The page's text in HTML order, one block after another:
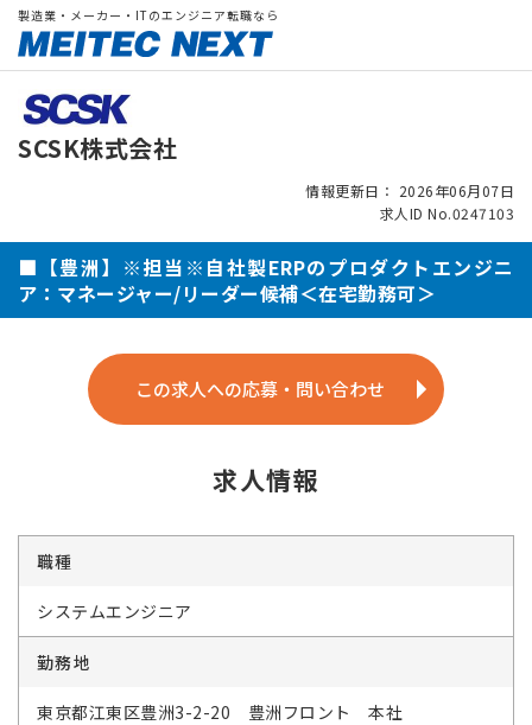
製造業・メーカー・ITのエンジニア転職なら
SCSK株式会社
情報更新日： 2026年06月07日
求人ID No.0247103
■【豊洲】※担当※自社製ERPのプロダクトエンジニ
ア：マネージャー/リーダー候補＜在宅勤務可＞
この求人への応募・問い合わせ
求人情報
職種
システムエンジニア
勤務地
東京都江東区豊洲3-2-20 豊洲フロント 本社